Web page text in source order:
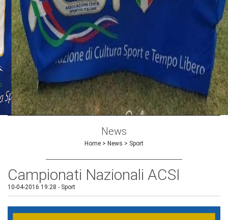
News
Home > News > Sport
Campionati Nazionali ACSI
10-04-2016 19:28 - Sport